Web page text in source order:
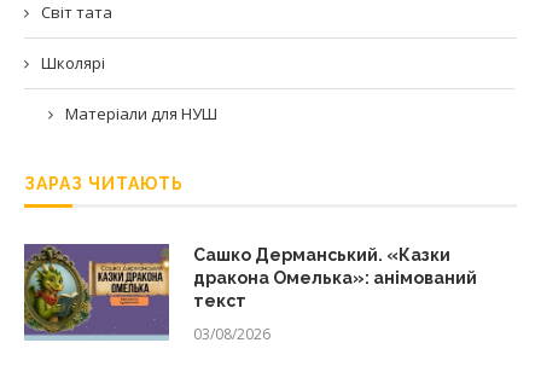
Світ тата
Школярі
Матеріали для НУШ
ЗАРАЗ ЧИТАЮТЬ
Сашко Дерманський. «Казки
дракона Омелька»: анімований
текст
03/08/2026